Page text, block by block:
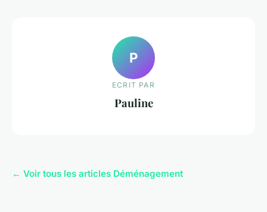
P
ECRIT PAR
Pauline
← Voir tous les articles Déménagement